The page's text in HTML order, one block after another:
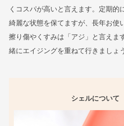
くコスパが高いと言えます。定期的
綺麗な状態を保てますが、長年お使
擦り傷やくすみは「アジ」と言えま
緒にエイジングを重ねて行きましょう
シェルについて